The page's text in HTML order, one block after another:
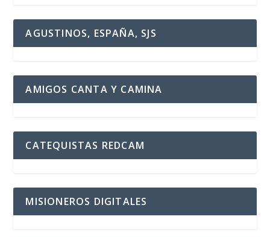
AGUSTINOS, ESPAÑA, SJS
AMIGOS CANTA Y CAMINA
CATEQUISTAS REDCAM
MISIONEROS DIGITALES